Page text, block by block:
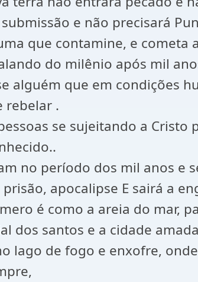
e não precisará
que contamine, e cometa
do milênio após mil
alguém que em condições
rebelar .
se sujeitando a
no período dos mil anos e
apocalipse E sairá a
é como a areia do mar,
dos santos e a cidade
lago de fogo e enxofre,